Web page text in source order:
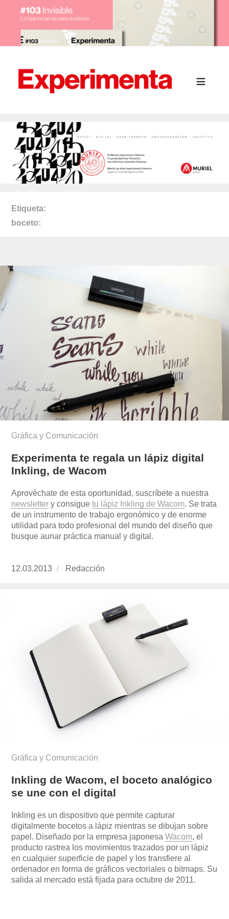
Etiqueta
boceto
Gráfica y Comunicación
Experimenta te regala un lápiz digital
Inkling, de Wacom
Aprovéchate de esta oportunidad, suscríbete a nuestra
newsletter y consiguetu lápiz Inkling de Wacom. Se trata
de un instrumento de trabajo ergonómico y de enorme
utilidad para todo profesional del mundo del diseño que
busque aunar práctica manual y digital.
Publicado
12.03.2013 https://www.experimenta.es/author/redaccion/
Redacción
Gráfica y Comunicación
Inkling de Wacom, el boceto analógico
se une con el digital
Inkling es un dispositivo que permite capturar
digitalmente bocetos a lápiz mientras se dibujan sobre
papel. Diseñado por la empresa japonesaWacom, el
producto rastrea los movimientos trazados por un lápiz
en cualquier superficie de papel y los transfiere al
ordenador en forma de gráficos vectoriales o bitmaps. Su
salida al mercado está fijada para octubre de 2011.